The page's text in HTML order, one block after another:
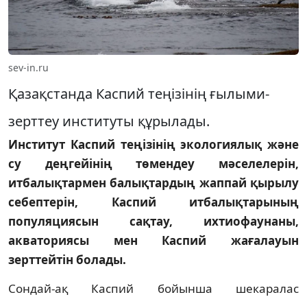
sev-in.ru
Қазақстанда Каспий теңізінің ғылыми-
зерттеу институты құрылады.
Институт Каспий теңізінің экологиялық және
су деңгейінің төмендеу мәселелерін,
итбалықтармен балықтардың жаппай қырылу
себептерін, Каспий итбалықтарының
популяциясын сақтау, ихтиофаунаны,
акваториясы мен Каспий жағалауын
зерттейтін болады.
Сондай-ақ Каспий бойынша шекаралас